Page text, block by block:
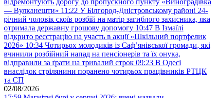
відремонтують дорогу до пропускного пункту «Виноградівка
— Вулканешти» 11:22 У Білгород-Дністровському районі 24-
річний чоловік скоїв розбій на матір загиблого захисника, яка
отримала державну грошову допомогу 10:47 В Ізмаїлі
відкрито реєстрацію на участь в акції «Шкільний портфелик
2026» 10:34 Чотирьох молодиків із Саф’янівської громади, які
вчинили розбійний напад на пенсіонерів та їх онука,
відправили за ґрати на тривалий строк 09:23 В Одесі
внаслідок стрілянини поранено чотирьох працівників РТЦК
та СП
02/08/2026